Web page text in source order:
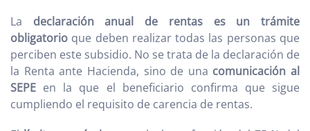
La declaración anual de rentas es un trámite
obligatorio que deben realizar todas las personas que
perciben este subsidio. No se trata de la declaración de
la Renta ante Hacienda, sino de una comunicación al
SEPE en la que el beneficiario confirma que sigue
cumpliendo el requisito de carencia de rentas.